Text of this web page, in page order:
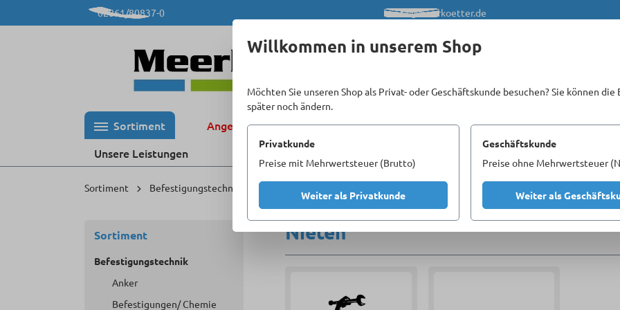
Hauptinhalt springen
Zur Hauptnavigation springen
02861/80837-0 info@meerkoetter.de
Sortiment Angebote % Kataloge
Unsere Homepages
Unsere Leistungen
Willkommen in unserem Shop
Möchten Sie unseren Shop als Privat- oder Geschäftskunde besuchen? Sie können die
später noch ändern.
Privatkunde
Preise mit Mehrwertsteuer (Brutto)
Weiter als Privatkunde
Geschäftskunde
Preise ohne Mehrwertsteuer
Weiter als
Sortiment Befestigungstechnik
Sortiment
Befestigungstechnik
Anker
Befestigungen/ Chemie
Nieten